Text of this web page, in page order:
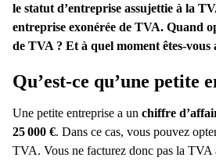
le statut d’entreprise assujettie à la
entreprise exonérée de TVA. Quand
de TVA ? Et à quel moment êtes-
Qu’est-ce qu’une petite
Une petite entreprise a un chiffre
25000 €. Dans ce cas, vous pouvez
TVA. Vous ne facturez donc pas la TVA